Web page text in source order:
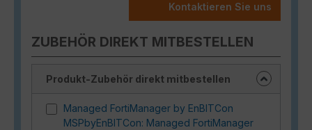
Kontaktieren Sie uns
ZUBEHÖR DIREKT MITBESTELLEN
Produkt-Zubehör direkt mitbestellen
Managed FortiManager by EnBITCon
MSPbyEnBITCon: Managed FortiManager